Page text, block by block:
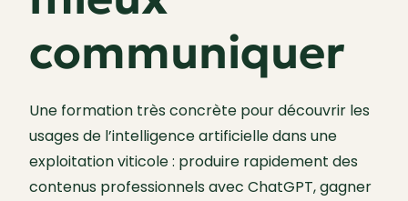
communiquer
Une formation très concrète pour découvrir les
usages de l’intelligence artificielle dans une
exploitation viticole : produire rapidement des
contenus professionnels avec ChatGPT, gagner